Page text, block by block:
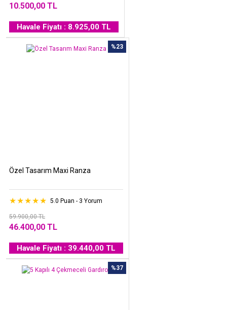
10.500,00 TL
Havale Fiyatı : 8.925,00 TL
%23
Özel Tasarım Maxi Ranza
5.0 Puan - 3 Yorum
59.900,00 TL
46.400,00 TL
Havale Fiyatı : 39.440,00 TL
%37